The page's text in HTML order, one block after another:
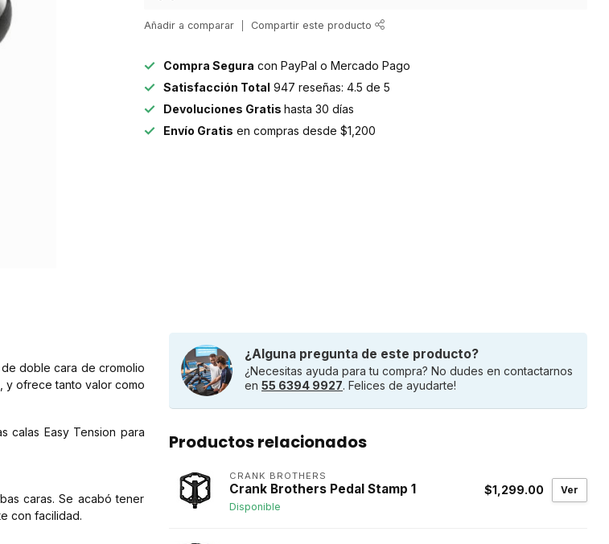
Añadir a comparar Compartir este producto
Compra Segura con PayPal o Mercado Pago
Satisfacción Total 947 reseñas: 4.5 de 5
Devoluciones Gratishasta 30 días
Envío Gratis en compras desde $1,200
doble cara de cromolio
y ofrece tanto valor como
calas Easy Tension para
caras. Se acabó tener
con facilidad.
¿Alguna pregunta de este producto?
¿Necesitas ayuda para tu compra? No dudes en contactarnos
en 55 6394 9927. Felices de ayudarte!
Productos relacionados
CRANK BROTHERS
Crank Brothers Pedal Stamp 1
Disponible
$1,299.00 Ver